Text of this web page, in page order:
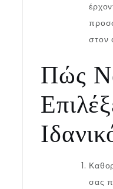
στον
Πώς
σας